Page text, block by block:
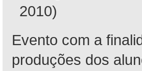
2010)
Evento com a
produções dos